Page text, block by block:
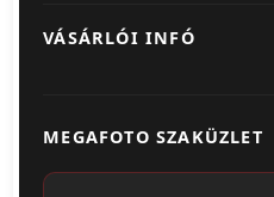
Fotókidolgozás
Poszter & Falikép
Fotónaptár
VÁSÁRLÓI INFÓ
Szállítás & Fizetés
MEGAFOTO SZAKÜZLET